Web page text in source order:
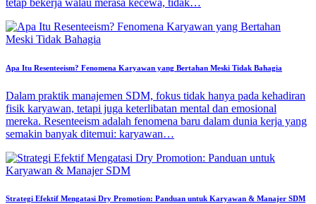
Apa Itu Resenteeism? Fenomena Karyawan yang Bertahan Meski Tidak Bahagia
Dalam praktik manajemen SDM, fokus tidak hanya pada kehadiran
fisik karyawan, tetapi juga keterlibatan mental dan emosional
mereka. Resenteeism adalah fenomena baru dalam dunia kerja yang
semakin banyak ditemui: karyawan…
Strategi Efektif Mengatasi Dry Promotion: Panduan untuk Karyawan & Manajer SDM